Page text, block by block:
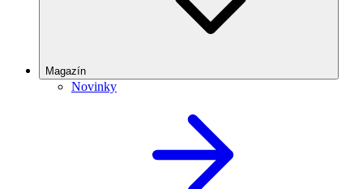
Magazín
Novinky